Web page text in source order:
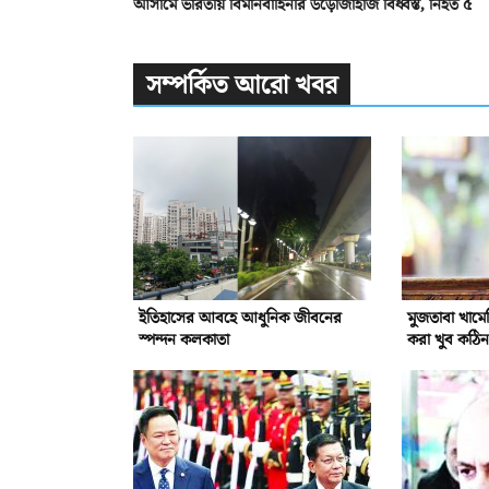
আসামে ভারতীয় বিমানবাহিনীর উড়োজাহাজ বিধ্বস্ত, নিহত ৫
সম্পর্কিত আরো খবর
ইতিহাসের আবহে আধুনিক জীবনের
স্পন্দন কলকাতা
মুজতাবা
করা খুব